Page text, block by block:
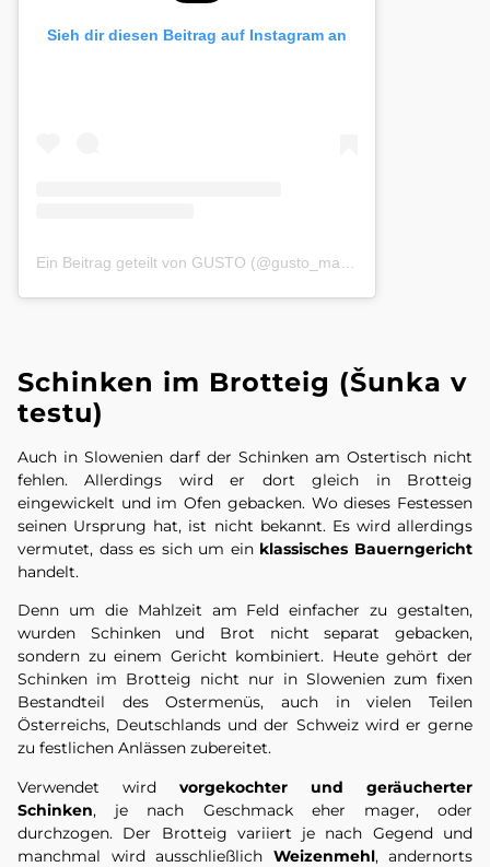
Sieh dir diesen Beitrag auf Instagram an
Schinken im Brotteig (Šunka v
testu)
Auch in Slowenien darf der Schinken am Ostertisch nicht
fehlen. Allerdings wird er dort gleich in Brotteig
eingewickelt und im Ofen gebacken. Wo dieses Festessen
seinen Ursprung hat, ist nicht bekannt. Es wird allerdings
vermutet, dass es sich um ein klassisches Bauerngericht
handelt.
Denn um die Mahlzeit am Feld einfacher zu gestalten,
wurden Schinken und Brot nicht separat gebacken,
sondern zu einem Gericht kombiniert. Heute gehört der
Schinken im Brotteig nicht nur in Slowenien zum fixen
Bestandteil des Ostermenüs, auch in vielen Teilen
Österreichs, Deutschlands und der Schweiz wird er gerne
zu festlichen Anlässen zubereitet.
Verwendet wird vorgekochter und geräucherter
Schinken, je nach Geschmack eher mager, oder
durchzogen. Der Brotteig variiert je nach Gegend und
manchmal wird ausschließlich Weizenmehl, andernorts